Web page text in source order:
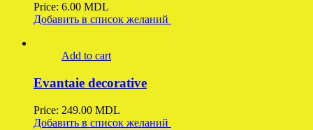
Price: 6.00 MDL
Добавить в список желаний
Add to cart
Evantaie decorative
Price: 249.00 MDL
Добавить в список желаний